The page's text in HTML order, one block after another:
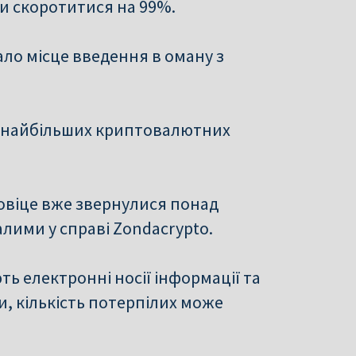
скоротитися на 99%.
місце введення в оману з
найбільших криптовалютних
вже звернулися понад
у справі Zondacrypto.
носії інформації та
кількість потерпілих може